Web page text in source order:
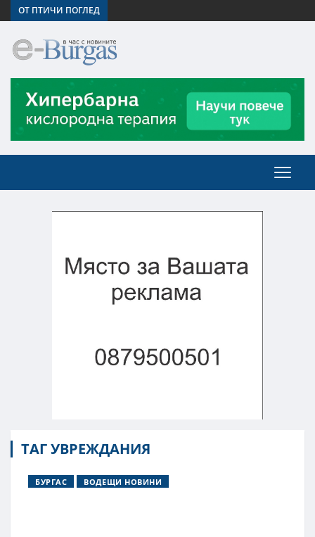
ОТ ПТИЧИ ПОГЛЕД
ТАГ УВРЕЖДАНИЯ
БУРГАС ВОДЕЩИ НОВИНИ